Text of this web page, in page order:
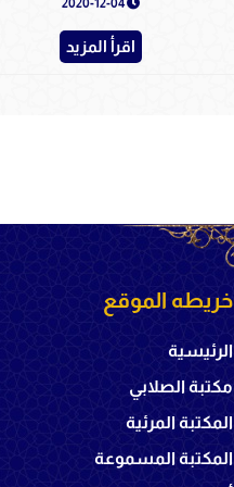
2020-12-04
اقرأ المزيد
خريطه الموقع
الرئيسية
مكتبة الصلابي
المكتبة المرئية
المكتبة المسموعة